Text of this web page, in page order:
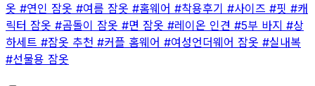
옷 #연인 잠옷 #여름 잠옷 #홈웨어 #착용후기 #사이즈 #핏 #캐
릭터 잠옷 #곰돌이 잠옷 #면 잠옷 #레이온 인견 #5부 바지 #상
하세트 #잠옷 추천 #커플 홈웨어 #여성언더웨어 잠옷 #실내복
#선물용 잠옷